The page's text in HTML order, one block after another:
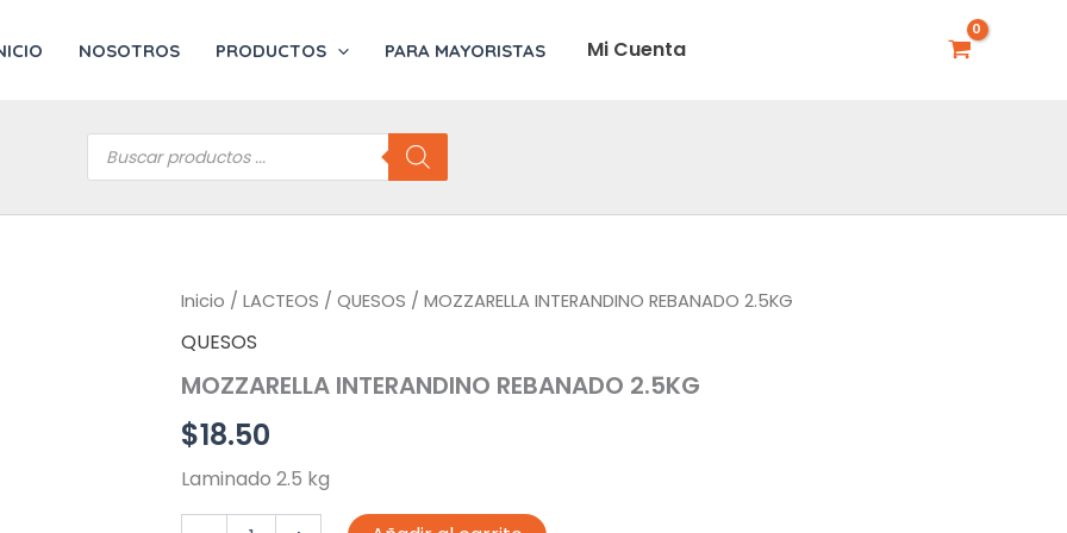
NOSOTROS PRODUCTOS PARA MAYORISTAS Mi Cuenta
Inicio / LACTEOS / QUESOS / MOZZARELLA INTERANDINO REBANADO 2.5KG
QUESOS
MOZZARELLA INTERANDINO REBANADO 2.5KG
$18.50
Laminado 2.5 kg
MOZZARELLA